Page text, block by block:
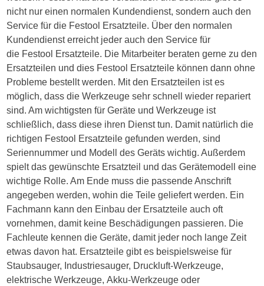
nicht nur einen normalen Kundendienst, sondern auch den
Service für die Festool Ersatzteile. Über den normalen
Kundendienst erreicht jeder auch den Service für
die Festool Ersatzteile. Die Mitarbeiter beraten gerne zu den
Ersatzteilen und dies Festool Ersatzteile können dann ohne
Probleme bestellt werden. Mit den Ersatzteilen ist es
möglich, dass die Werkzeuge sehr schnell wieder repariert
sind. Am wichtigsten für Geräte und Werkzeuge ist
schließlich, dass diese ihren Dienst tun. Damit natürlich die
richtigen Festool Ersatzteile gefunden werden, sind
Seriennummer und Modell des Geräts wichtig. Außerdem
spielt das gewünschte Ersatzteil und das Gerätemodell eine
wichtige Rolle. Am Ende muss die passende Anschrift
angegeben werden, wohin die Teile geliefert werden. Ein
Fachmann kann den Einbau der Ersatzteile auch oft
vornehmen, damit keine Beschädigungen passieren. Die
Fachleute kennen die Geräte, damit jeder noch lange Zeit
etwas davon hat. Ersatzteile gibt es beispielsweise für
Staubsauger, Industriesauger, Druckluft-Werkzeuge,
elektrische Werkzeuge, Akku-Werkzeuge oder